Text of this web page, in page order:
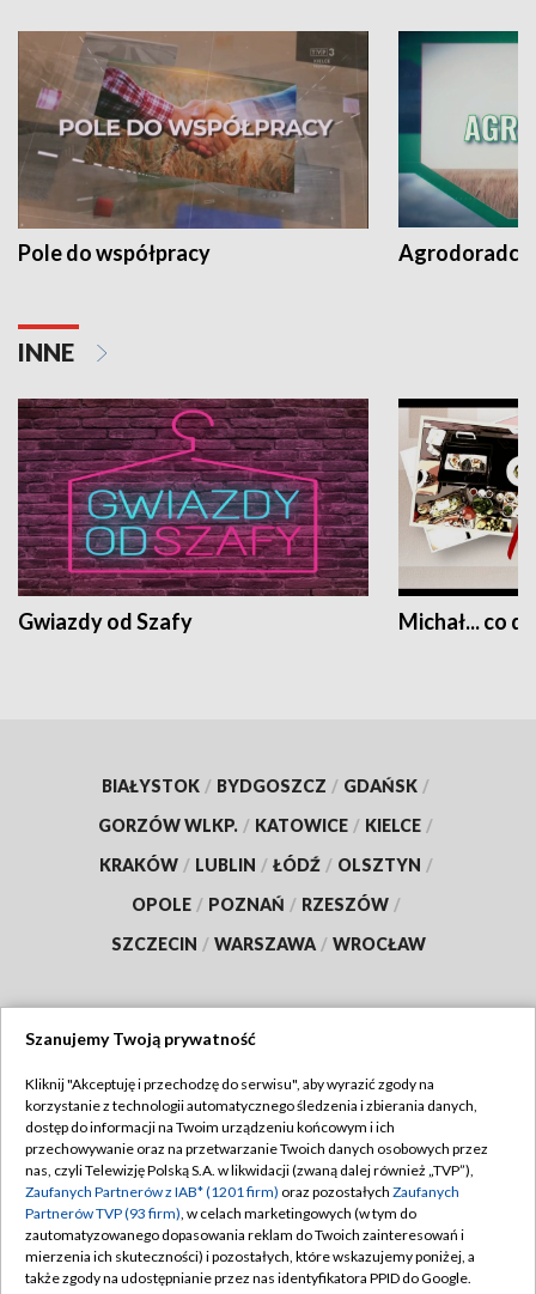
Pole do współpracy Agrodoradcy
INNE
Gwiazdy od Szafy Michał... co
BIAŁYSTOK / BYDGOSZCZ / GDAŃSK /
GORZÓW WLKP. / KATOWICE / KIELCE /
KRAKÓW / LUBLIN / ŁÓDŹ / OLSZTYN /
OPOLE / POZNAŃ / RZESZÓW /
SZCZECIN / WARSZAWA / WROCŁAW
TVP
Abonament TVP
Emisja w TVP
Centrum informacji TVP
Naziemna Telewizja Cyfrowa
Regulamin TVP
Polityka prywatności
Moje zgody
Pomoc
Szanujemy Twoją prywatność
Kliknij "Akceptuję i przechodzę do serwisu", aby wyrazić zgody na
korzystanie z technologii automatycznego śledzenia i zbierania danych,
dostęp do informacji na Twoim urządzeniu końcowym i ich
przechowywanie oraz na przetwarzanie Twoich danych osobowych przez
nas, czyli Telewizję Polską S.A. w likwidacji (zwaną dalej również „TVP”),
Zaufanych Partnerów z IAB* (1201 firm) oraz pozostałych Zaufanych
Partnerów TVP (93 firm), w celach marketingowych (w tym do
zautomatyzowanego dopasowania reklam do Twoich zainteresowań i
mierzenia ich skuteczności) i pozostałych, które wskazujemy poniżej, a
także zgody na udostępnianie przez nas identyfikatora PPID do Google.